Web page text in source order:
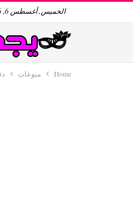
الخميس, أغسطس 6, 2026
Home منوعات